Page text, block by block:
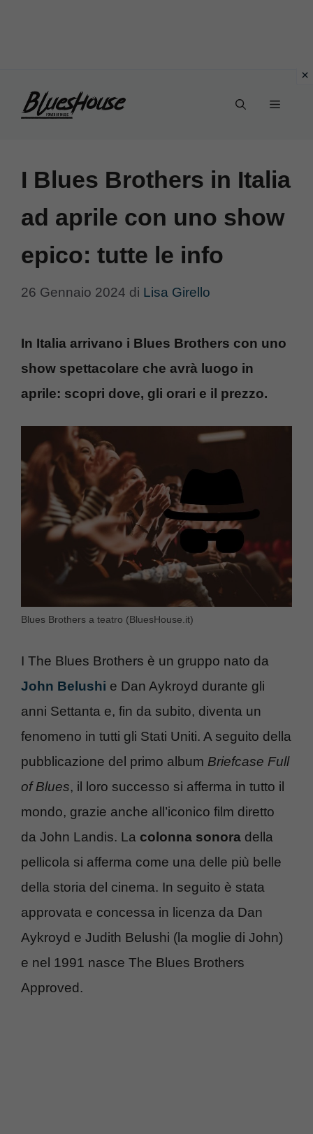
Menu
I Blues Brothers in Italia
ad aprile con uno show
epico: tutte le info
26 Gennaio 2024 di Lisa Girello
In Italia arrivano i Blues Brothers con uno
show spettacolare che avrà luogo in
aprile: scopri dove, gli orari e il prezzo.
Blues Brothers a teatro (BluesHouse.it)
I The Blues Brothers è un gruppo nato da
John Belushi e Dan Aykroyd durante gli
anni Settanta e, fin da subito, diventa un
fenomeno in tutti gli Stati Uniti. A seguito della
pubblicazione del primo album Briefcase Full
of Blues, il loro successo si afferma in tutto il
mondo, grazie anche all’iconico film diretto
da John Landis. La colonna sonora della
pellicola si afferma come una delle più belle
della storia del cinema. In seguito è stata
approvata e concessa in licenza da Dan
Aykroyd e Judith Belushi (la moglie di John)
e nel 1991 nasce The Blues Brothers
Approved.